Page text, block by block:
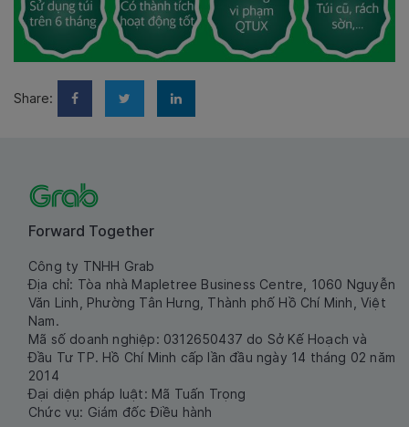
Share:
Forward Together
Công ty TNHH Grab
Địa chỉ: Tòa nhà Mapletree Business Centre, 1060 Nguyễn
Văn Linh, Phường Tân Hưng, Thành phố Hồ Chí Minh, Việt
Nam.
Mã số doanh nghiệp: 0312650437 do Sở Kế Hoạch và
Đầu Tư TP. Hồ Chí Minh cấp lần đầu ngày 14 tháng 02 năm
2014
Đại diện pháp luật: Mã Tuấn Trọng
Chức vụ: Giám đốc Điều hành